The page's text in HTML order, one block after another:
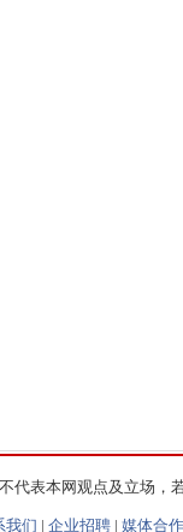
代表本网观点及立场
我们 | 企业招聘 | 媒体合作